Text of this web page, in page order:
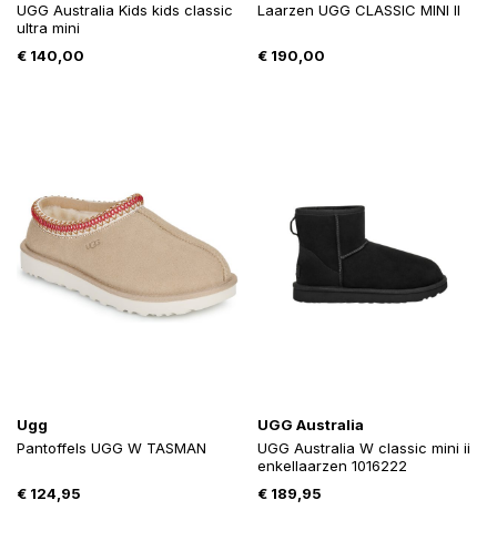
UGG Australia Kids kids classic
ultra mini
€ 140,00
Laarzen UGG CLASSIC MINI II
€190,00
Ugg
Pantoffels UGG W TASMAN
€ 124,95
UGG Australia
UGG Australia W classic mini ii
enkellaarzen 1016222
€189,95